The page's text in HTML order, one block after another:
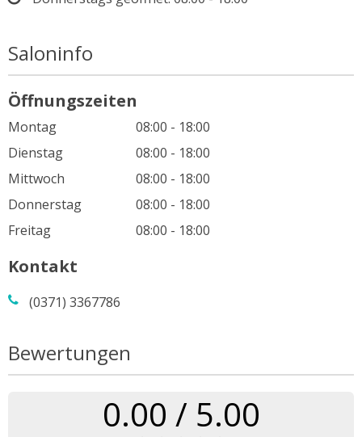
Saloninfo
Öffnungszeiten
Montag
08:00 - 18:00
Dienstag
08:00 - 18:00
Mittwoch
08:00 - 18:00
Donnerstag
08:00 - 18:00
Freitag
08:00 - 18:00
Kontakt
(0371) 3367786
Bewertungen
0.00 / 5.00